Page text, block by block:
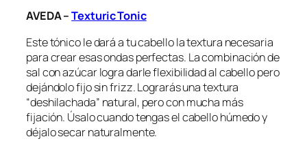
AVEDA –Texturic Tonic
Este tónico le dará a tu cabello la textura necesaria
para crear esas ondas perfectas. La combinación de
sal con azúcar logra darle flexibilidad al cabello pero
dejándolo fijo sin frizz. Lograrás una textura
“deshilachada” natural, pero con mucha más
fijación. Úsalo cuando tengas el cabello húmedo y
déjalo secar naturalmente.